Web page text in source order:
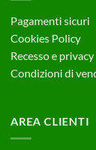
Pagamenti sicuri
Cookies Policy
Recesso e privacy
Condizioni di
AREA CLIENTI